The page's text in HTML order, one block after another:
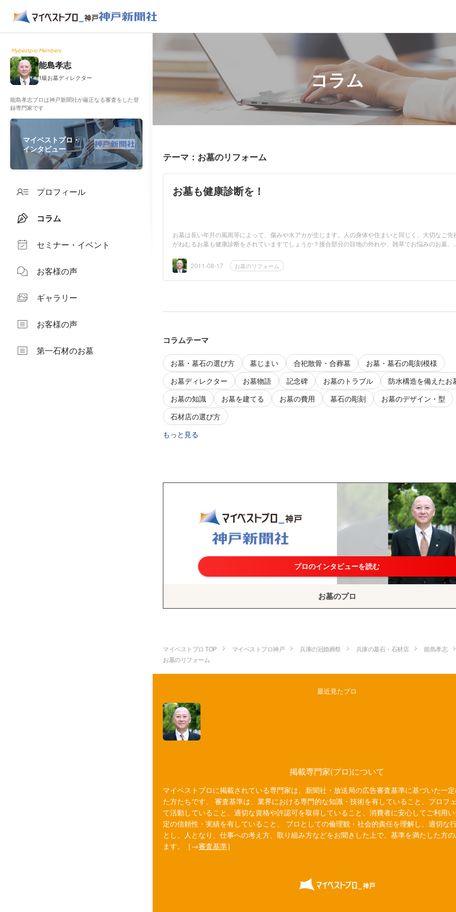
Mybestpro Members
能島孝志
1級お墓ディレクター
能島孝志プロは神戸新聞社が厳正なる審査をした登
録専門家です
マイベストプロ・
インタビュー
プロフィール
コラム
セミナー・イベント
お客様の声
ギャラリー
お客様の声
第一石材のお墓
コラム
テーマ：お墓のリフォーム
お墓も健康診断を！
お墓は長い年月の風雨等によって、傷みや水アカが生じます。人の身体や住まいと同じく、大切なご先
がねむるお墓も健康診断をされていますでしょうか？接合部分の目地の外れや、雑草でお悩みのお墓、...
2011-08-17 お墓のリフォーム
コラムテーマ
お墓・墓石の選び方 墓じまい 合祀散骨・合葬墓
お墓・墓石の彫刻模様
お墓ディレクター
お墓物語 記念碑 お墓のトラブル
防水構造を備えたお
お墓の知識
お墓を建てる お墓の費用 墓石の彫刻
お墓のデザイン・型
石材店の選び方
もっと見る
プロのインタビューを読む
お墓のプロ
マイベストプロ TOP マイベストプロ神戸 兵庫の冠婚葬祭 兵庫の墓石・石材店 能島孝志
お墓のリフォーム
最近見たプロ
掲載専門家(プロ)について
マイベストプロに掲載されている専門家は、新聞社・放送局の広告審査基準に基づいた一
た方たちです。 審査基準は、業界における専門的な知識・技術を有していること、プロフ
て活動していること、適切な資格や許認可を取得していること、消費者に安心してご利用
定の信頼性・実績を有していること、 プロとしての倫理観・社会的責任を理解し、適切な
とし、人となり、仕事への考え方、取り組み方などをお聞きした上で、基準を満たした方
ます。［→審査基準］